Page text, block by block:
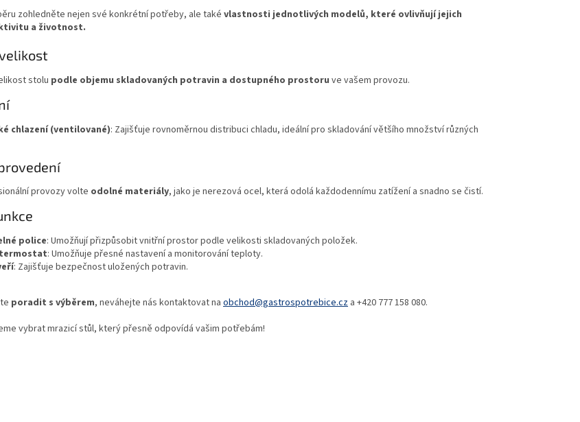
v
k
zohledněte nejen své konkrétní potřeby, ale takévlastnosti jednotlivých modelů, které ovlivňují jejich
a životnost.
stolu podle objemu skladovaných potravin a dostupného prostoru ve vašem provozu.
chlazení (ventilované): Zajišťuje rovnoměrnou distribuci chladu, ideální pro skladování většího množství různých
provozy volte odolné materiály, jako je nerezová ocel, která odolá každodennímu zatížení a snadno se čistí.
police: Umožňují přizpůsobit vnitřní prostor podle velikosti skladovaných položek.
: Umožňuje přesné nastavení a monitorování teploty.
: Zajišťuje bezpečnost uložených potravin.
poradit s výběrem, neváhejte nás kontaktovat na obchod@gastrospotrebice.cz a +420 777 158 080.
vybrat mrazicí stůl, který přesně odpovídá vašim potřebám!